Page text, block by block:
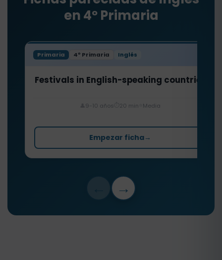
en 4º Primaria
Primaria 4º Primaria Inglés
Festivals in English-speaking countries
9-10 años 20 min Media
Empezar ficha→
→